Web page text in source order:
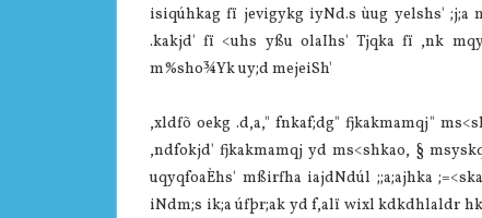
isiqúhkag fï jevigykg iyNd.s ùug yelshs' ;j;a
.kakjd' fï <uhs yßu ola‌Ihs' Tjqka fï ,nk
m%sho¾Yk uy;d mejeiSh'
,xldfõ oekg .d,a," fnkaf;dg" fjkakmamqj"
,ndfokjd' fjkakmamqj yd ms<shkao, §
uqyqfoaÈhs' mßirfha ia‌jdNdúl ;;a;ajhka
iNdm;s ik;a úfþr;ak yd f,alï wixl kdkdhla‌ldr